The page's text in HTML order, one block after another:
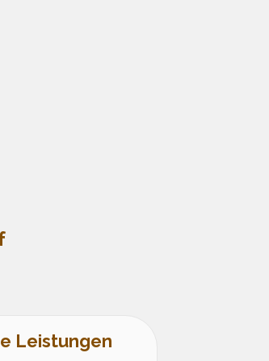
Leistungen